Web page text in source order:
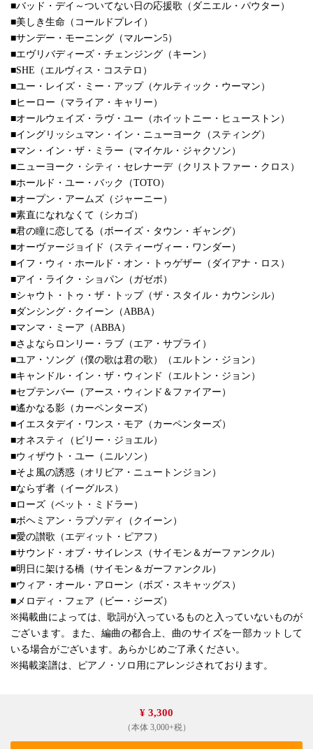
■バッド・デイ～ついてない日の応援歌（ダニエル・パウター）
■美しき生命（コールドプレイ）
■サンデー・モーニング（マルーン5）
■エヴリバディーズ・チェンジング（キーン）
■SHE（エルヴィス・コステロ）
■ユー・レイズ・ミー・アップ（ケルティック・ウーマン）
■ヒーロー（マライア・キャリー）
■オールウェイズ・ラヴ・ユー（ホイットニー・ヒューストン）
■イングリッシュマン・イン・ニューヨーク（スティング）
■マン・イン・ザ・ミラー（マイケル・ジャクソン）
■ニューヨーク・シティ・セレナーデ（クリストファー・クロス）
■ホールド・ユー・バック（TOTO）
■オープン・アームズ（ジャーニー）
■素直になれなくて（シカゴ）
■君の瞳に恋してる（ボーイズ・タウン・ギャング）
■オーヴァージョイド（スティーヴィー・ワンダー）
■イフ・ウィ・ホールド・オン・トゥゲザー（ダイアナ・ロス）
■アイ・ライク・ショパン（ガゼボ）
■シャウト・トゥ・ザ・トップ（ザ・スタイル・カウンシル）
■ダンシング・クイーン（ABBA）
■マンマ・ミーア（ABBA）
■さよならロンリー・ラブ（エア・サプライ）
■ユア・ソング（僕の歌は君の歌）（エルトン・ジョン）
■キャンドル・イン・ザ・ウィンド（エルトン・ジョン）
■セプテンバー（アース・ウィンド＆ファイアー）
■遙かなる影（カーペンターズ）
■イエスタデイ・ワンス・モア（カーペンターズ）
■オネスティ（ビリー・ジョエル）
■ウィザウト・ユー（ニルソン）
■そよ風の誘惑（オリビア・ニュートンジョン）
■ならず者（イーグルス）
■ローズ（ベット・ミドラー）
■ボヘミアン・ラプソディ（クイーン）
■愛の讃歌（エディット・ピアフ）
■サウンド・オブ・サイレンス（サイモン＆ガーファンクル）
■明日に架ける橋（サイモン＆ガーファンクル）
■ウィア・オール・アローン（ボズ・スキャッグス）
■メロディ・フェア（ビー・ジーズ）
※掲載曲によっては、歌詞が入っているものと入っていないものが
ございます。また、編曲の都合上、曲のサイズを一部カットして
いる場合がございます。あらかじめご了承ください。
※掲載楽譜は、ピアノ・ソロ用にアレンジされております。
¥ 3,300
（本体 3,000+税）